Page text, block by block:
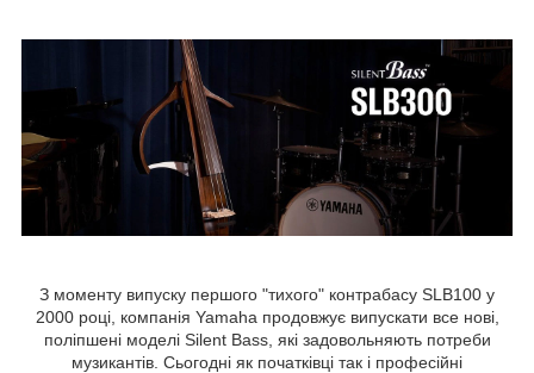
З моменту випуску першого "тихого" контрабасу SLB100 у
2000 році, компанія Yamaha продовжує випускати все нові,
поліпшені моделі Silent Bass, які задовольняють потреби
музикантів. Сьогодні як початківці так і професійні